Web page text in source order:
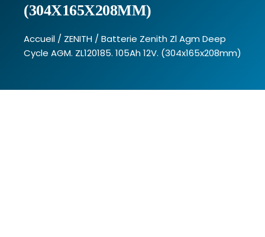
(304X165X208MM)
Accueil / ZENITH / Batterie Zenith Zl Agm Deep
Cycle AGM. ZL120185. 105Ah 12V. (304x165x208mm)